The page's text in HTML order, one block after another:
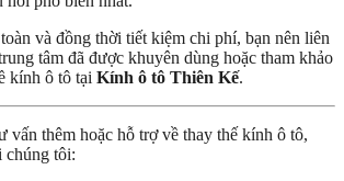
và đồng thời tiết kiệm chi phí, bạn nên liên
tâm đã được khuyên dùng hoặc tham khảo
kính ô tô tại Kính ô tô Thiên Kế.
vấn thêm hoặc hỗ trợ về thay thế kính ô tô,
chúng tôi: